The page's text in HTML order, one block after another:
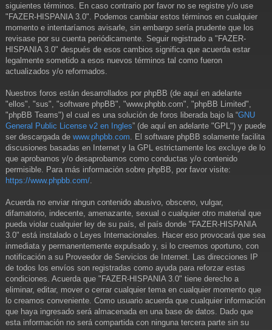
s
siguientes términos. En caso contrario por favor no se registre y/o use
"FAZER-HISPANIA 3.0". Podemos cambiar estos términos en cualquier
momento e intentaríamos avisarle, sin embargo sería prudente que los
revisase por su cuenta periódicamente. Seguir registrado a "FAZER-
HISPANIA 3.0" después de esos cambios significa que acuerda estar
legalmente sometido a esos nuevos términos tal como fueron
actualizados y/o reformados.
Nuestros foros están desarrollados por phpBB (de aquí en adelante
"ellos", "sus", "software phpBB", "www.phpbb.com", "phpBB Limited",
"phpBB Teams") el cual es una solución de foros liberada bajo la “GNU
General Public License v2 en Ingles” (de aquí en adelante "GPL") y puede
ser descargada de www.phpbb.com . El software phpBB solamente facilita
discusiones basadas en Internet y la GPL estrictamente los excluye de lo
que aprobamos y/o desaprobamos como conductas y/o contenido
permisible. Para más información sobre phpBB, por favor visite:
https://www.phpbb.com/
Acuerda no enviar ningun contenido abusivo, obsceno, vulgar,
difamatorio, indecente, amenazante, sexual o cualquier otro material que
pueda violar cualquier ley de su país, el país donde "FAZER-HISPANIA
3.0" está instalado o Leyes Internacionales. Hacer eso provocará que sea
inmediata y permanentemente expulsado y, si lo creemos oportuno, con
notificación a su Proveedor de Servicios de Internet. Las direcciones IP
de todos los envíos son registradas como ayuda para reforzar estas
condiciones. Acuerda que "FAZER-HISPANIA 3.0" tiene derecho a
eliminar, editar, mover o cerrar cualquier tema en cualquier momento que
lo creamos conveniente. Como usuario acuerda que cualquier información
que haya ingresado será almacenada en una base de datos. Dado que
esta información no será compartida con ninguna tercera parte sin su